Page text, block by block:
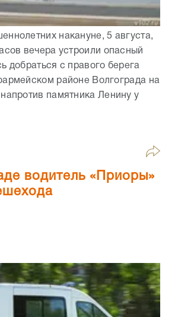
накануне, 5 августа,
вечера устроили опасный
добраться с правого берега
районе Волгограда на
памятника Ленину у
водитель «Приоры»